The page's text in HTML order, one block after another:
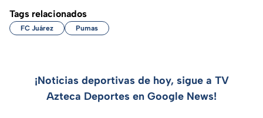
Tags relacionados
FC Juárez Pumas
¡Noticias deportivas de hoy, sigue a TV
Azteca Deportes en Google News!